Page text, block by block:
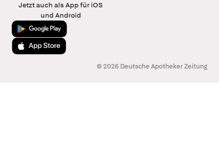
Jetzt auch als App für iOS
und Android
Jetzt bei Google Play
Laden im App Store
© 2026 Deutsche Apotheker Zeitung